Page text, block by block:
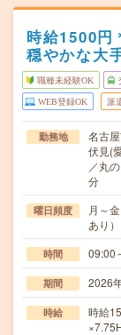
時給1500円
穏やかな大
職種未経験OK
WEB登録OK 派
勤務地
名古
伏見(
／丸
分
曜日頻度
月～
あり）
時間 09:00
期間 2026
時給
時給